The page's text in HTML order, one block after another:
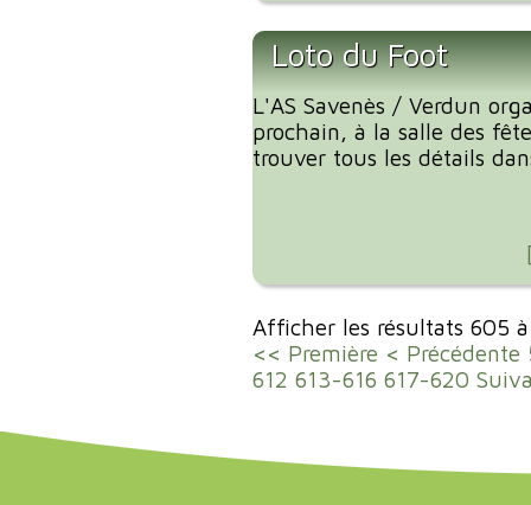
Loto du Foot
L'AS Savenès / Verdun
prochain, à la salle des
trouver tous les détails
Afficher les résultats 605
<< Première < Précédente
612 613-616 617-620